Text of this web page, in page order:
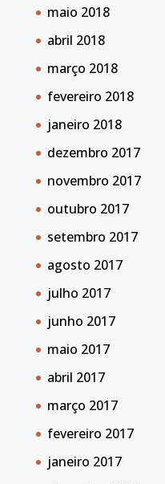
maio 2018
abril 2018
março 2018
fevereiro 2018
janeiro 2018
dezembro 2017
novembro 2017
outubro 2017
setembro 2017
agosto 2017
julho 2017
junho 2017
maio 2017
abril 2017
março 2017
fevereiro 2017
janeiro 2017